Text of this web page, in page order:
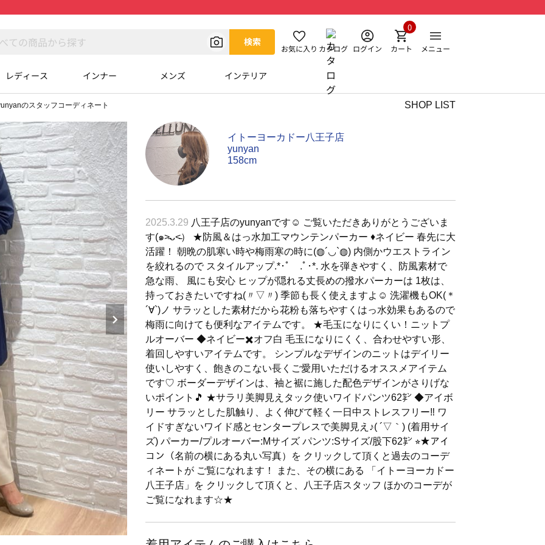
検索
お気に入り カタログ ログイン カート
0
メニュー
レディース インナー メンズ インテリア
のスタッフコーディネート SHOP LIST
イトーヨーカドー八王子店
yunyan
158cm
2025.3.29 八王子店のyunyanです☺︎ ご覧いただきありがとうございま
す(๑˃̵ᴗ˂̵） ★防風＆はっ水加工マウンテンパーカー ♦︎ネイビー 春先に大
活躍！ 朝晩の肌寒い時や梅雨寒の時に(◍´◡`◍) 内側かウエストライン
を絞れるので スタイルアップ.*･ﾟ .ﾟ･*. 水を弾きやすく、防風素材で
急な雨、 風にも安心 ヒップが隠れる丈長めの撥水パーカーは 1枚は、
持っておきたいですね(〃▽〃) 季節も長く使えますよ☺︎ 洗濯機もOK(＊
´∀`)ノ サラッとした素材だから花粉も落ちやすくはっ水効果もあるので
梅雨に向けても便利なアイテムです。 ★毛玉になりにくい！ニットプ
ルオーバー ◆ネイビー✖️オフ白 毛玉になりにくく、合わせやすい形、
着回しやすいアイテムです。 シンプルなデザインのニットはデイリー
使いしやすく、飽きのこない長くご愛用いただけるオススメアイテム
です♡ ボーダーデザインは、袖と裾に施した配色デザインがさりげな
いポイント🎵 ★サラリ美脚見えタック使いワイドパンツ62㌢ ◆アイボ
リー サラッとした肌触り、よく伸びて軽く一日中ストレスフリー‼️ ワ
イドすぎないワイド感とセンタープレスで美脚見え♪( ´▽｀) (着用サイ
ズ) パーカー/プルオーバー:Mサイズ パンツ:Sサイズ/股下62㌢ ⭐︎★アイ
コン（名前の横にある丸い写真）を クリックして頂くと過去のコーデ
ィネートが ご覧になれます！ また、その横にある 「イトーヨーカドー
八王子店」を クリックして頂くと、八王子店スタッフ ほかのコーデが
ご覧になれます☆★